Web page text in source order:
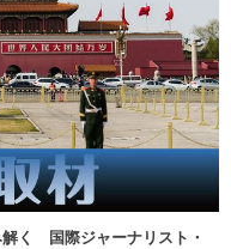
解く 国際ジャーナリスト・